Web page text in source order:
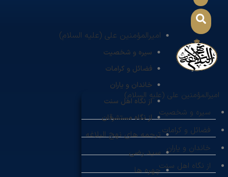
امیرالمؤمنین علی (علیه السلام)
سیره و شخصیت
فضائل و کرامات
خاندان و یاران
از نگاه اهل سنت
از نگاه مستشرقان
ترجمه های نهج البلاغه
سید رضی
چهره ها
امیرالمؤمنین علی (علیه السلام)
سیره و شخصیت
فضائل و کرامات
خاندان و یاران
از نگاه اهل سنت